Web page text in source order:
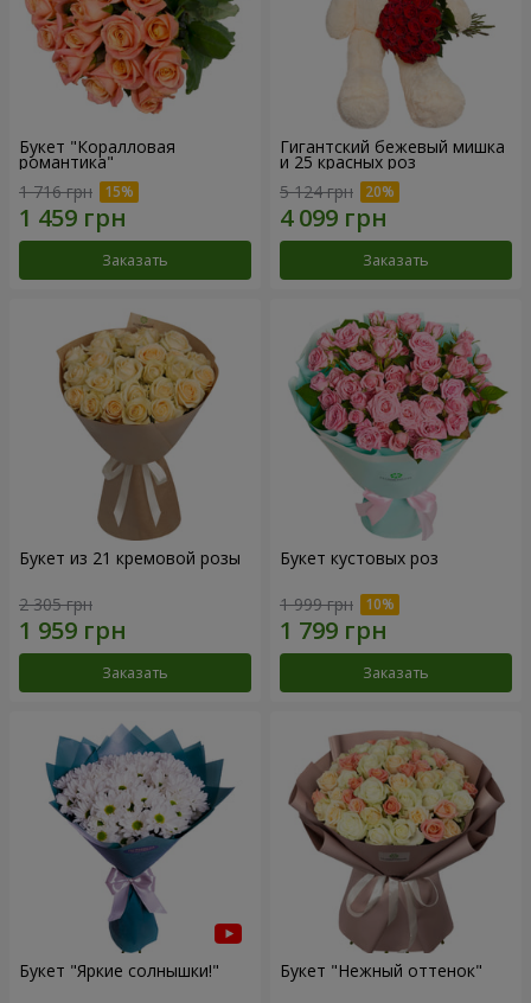
Букет "Коралловая
романтика"
1 716 грн
Заказать
Гигантский бежевый мишка
и 25 красных роз
5 124 грн
Заказать
Букет из 21 кремовой розы
2 305 грн
Заказать
Букет кустовых роз
1 999 грн
Заказать
Букет "Яркие солнышки!" Букет "Нежный оттенок"